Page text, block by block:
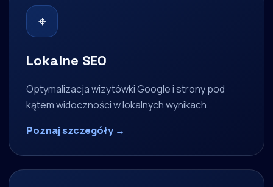
⌖
Lokalne SEO
Optymalizacja wizytówki Google i strony pod
kątem widoczności w lokalnych wynikach.
Poznaj szczegóły →